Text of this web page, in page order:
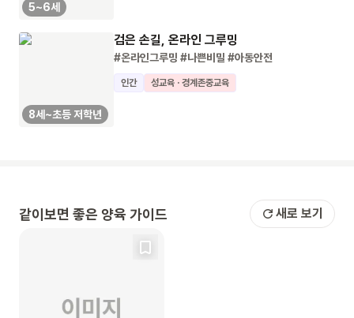
5~6세
8세~초등 저학년
검은 손길, 온라인 그루밍
#온라인그루밍 #나쁜비밀 #아동안전
인간 성교육 · 경계존중교육
같이보면 좋은 양육 가이드 새로 보기